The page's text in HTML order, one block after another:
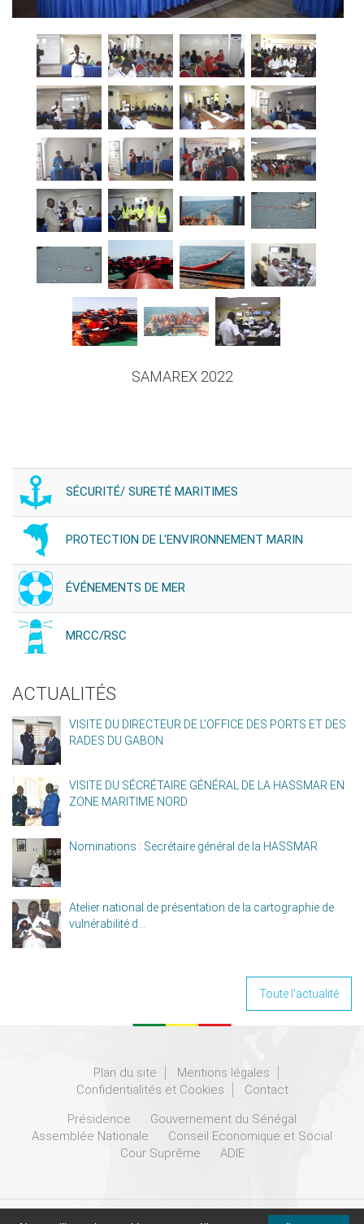
SAMAREX 2022
SÉCURITÉ/ SURETÉ MARITIMES
PROTECTION DE L'ENVIRONNEMENT MARIN
ÉVÉNEMENTS DE MER
MRCC/RSC
ACTUALITÉS
VISITE DU DIRECTEUR DE L’OFFICE DES PORTS ET DES
RADES DU GABON
VISITE DU SÉCRÉTAIRE GÉNÉRAL DE LA HASSMAR EN
ZONE MARITIME NORD
Nominations : Secrétaire général de la HASSMAR
Atelier national de présentation de la cartographie de
vulnérabilité d...
Toute l'actualité
Plan du site
Mentions légales
Confidentialités et Cookies
Contact
Présidence
Gouvernement du Sénégal
Assemblée Nationale
Conseil Economique et Social
Cour Suprême
ADIE